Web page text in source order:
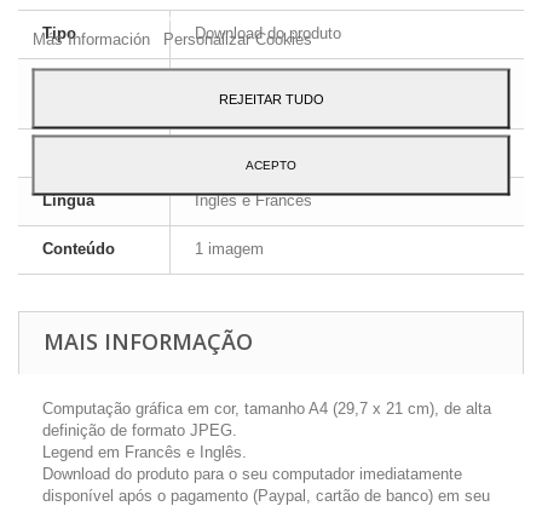
Tipo Download do produto
JPEG HD
Língua Inglês e Francês
Conteúdo 1 imagem
MAIS INFORMAÇÃO
Computação gráfica em cor, tamanho A4 (29,7 x 21 cm), de alta
definição de formato JPEG.
Legend em Francês e Inglês.
Download do produto para o seu computador imediatamente
disponível após o pagamento (Paypal, cartão de banco) em seu
ao seu uso, pressione o botão Aceito.
Más Información
Personalizar Cookies
REJEITAR TUDO
ACEPTO